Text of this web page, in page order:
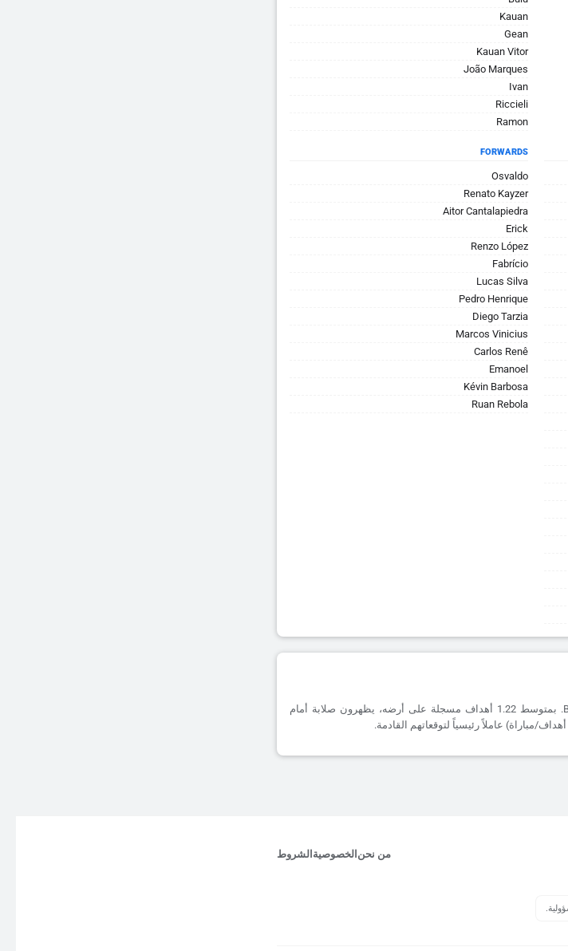
Kauan
Gean
Kauan Vitor
João Marques
Ivan
Riccieli
Ramon
FORWARDS
Osvaldo
Renato Kayzer
Aitor Cantalapiedra
Erick
Renzo López
Fabrício
Lucas Silva
Pedro Henrique
Diego Tarzia
Marcos Vinicius
Carlos Renê
Emanoel
Kévin Barbosa
Ruan Rebola
يقدم Vitória موسماً مثيراً للاهتمام في Brasileirão. بمتوسط 1.22 أهداف مسجلة على أرضه، يظهرون صلابة أمام
من نحن الخصوصية الشروط